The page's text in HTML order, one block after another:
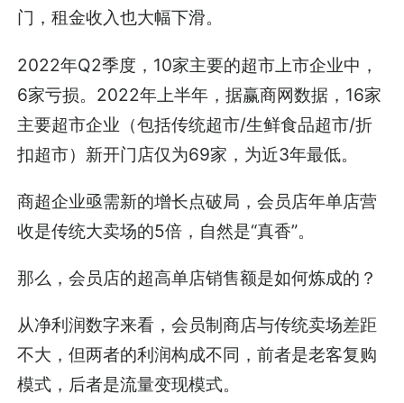
门，租金收入也大幅下滑。
2022年Q2季度，10家主要的超市上市企业中，
6家亏损。2022年上半年，据赢商网数据，16家
主要超市企业（包括传统超市/生鲜食品超市/折
扣超市）新开门店仅为69家，为近3年最低。
商超企业亟需新的增长点破局，会员店年单店营
收是传统大卖场的5倍，自然是“真香”。
那么，会员店的超高单店销售额是如何炼成的？
从净利润数字来看，会员制商店与传统卖场差距
不大，但两者的利润构成不同，前者是老客复购
模式，后者是流量变现模式。